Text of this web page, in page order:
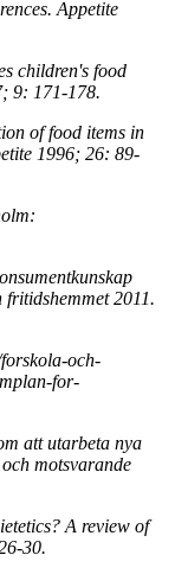
Appetite
children's food
9: 171-178.
of food items in
1996; 26: 89-
2011.
och-
for-
att utarbeta nya
motsvarande
A review of
30.